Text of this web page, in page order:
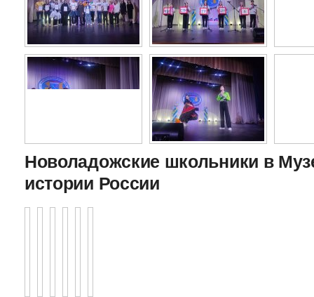
Новоладожские школьники в
истории России